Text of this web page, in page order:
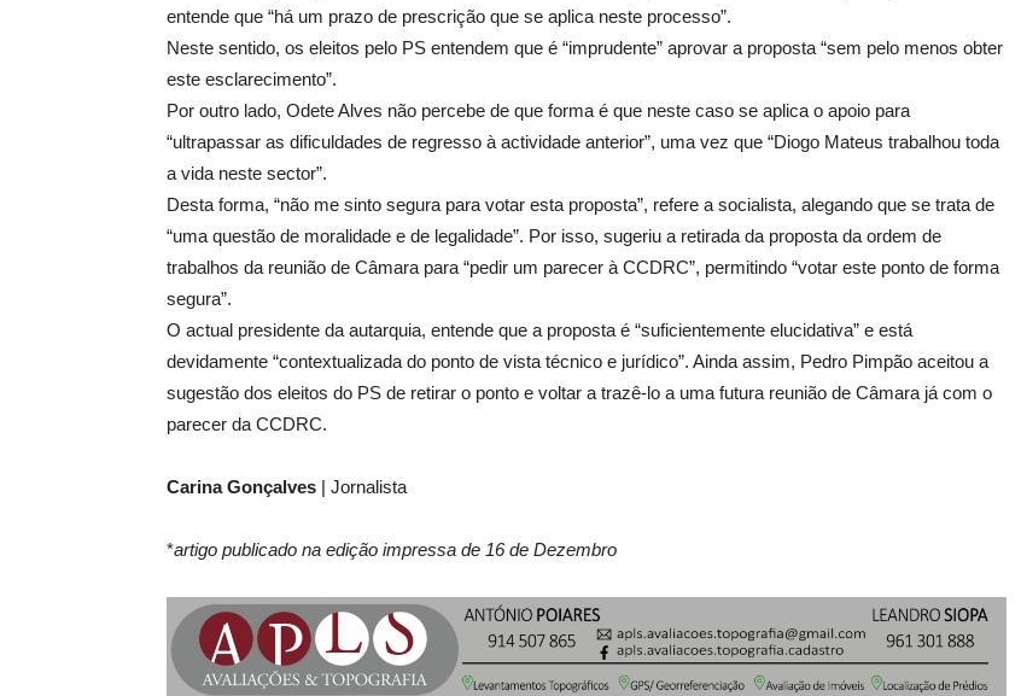
entende que “há um prazo de prescrição que se aplica neste processo”.
Neste sentido, os eleitos pelo PS entendem que é “imprudente” aprovar a proposta “sem pelo menos obter
este esclarecimento”.
Por outro lado, Odete Alves não percebe de que forma é que neste caso se aplica o apoio para
“ultrapassar as dificuldades de regresso à actividade anterior”, uma vez que “Diogo Mateus trabalhou toda
a vida neste sector”.
Desta forma, “não me sinto segura para votar esta proposta”, refere a socialista, alegando que se trata de
“uma questão de moralidade e de legalidade”. Por isso, sugeriu a retirada da proposta da ordem de
trabalhos da reunião de Câmara para “pedir um parecer à CCDRC”, permitindo “votar este ponto de forma
segura”.
O actual presidente da autarquia, entende que a proposta é “suficientemente elucidativa” e está
devidamente “contextualizada do ponto de vista técnico e jurídico”. Ainda assim, Pedro Pimpão aceitou a
sugestão dos eleitos do PS de retirar o ponto e voltar a trazê-lo a uma futura reunião de Câmara já com o
parecer da CCDRC.
Carina Gonçalves | Jornalista
*artigo publicado na edição impressa de 16 de Dezembro